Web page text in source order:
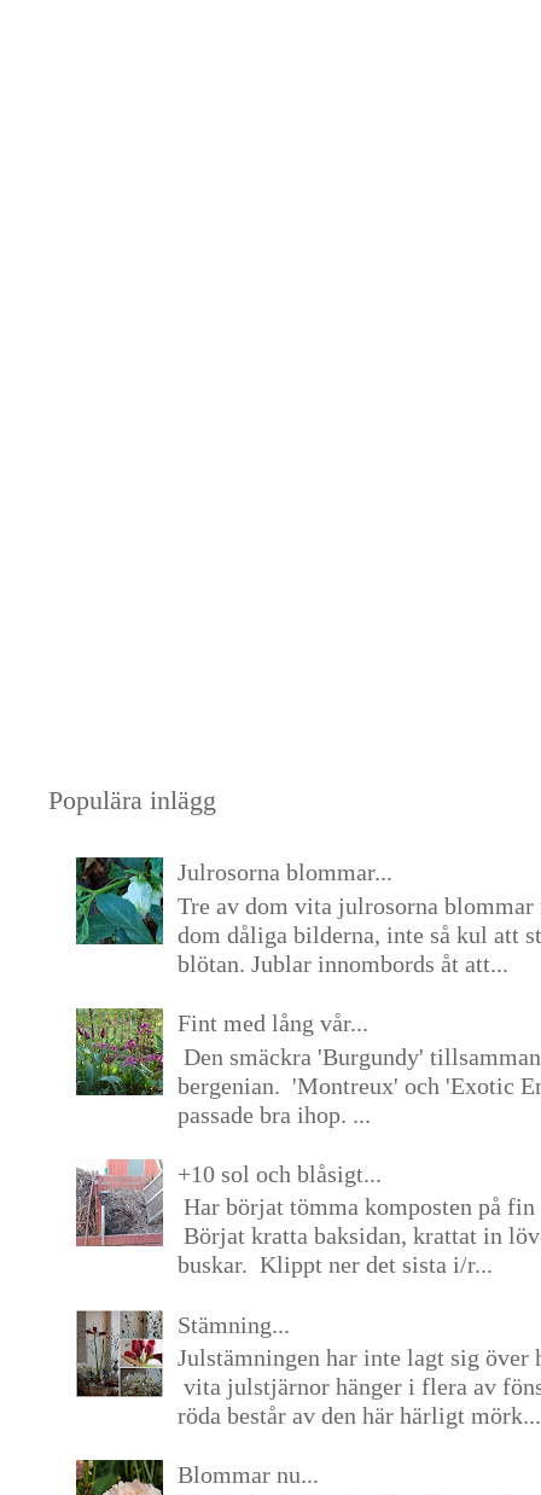
Populära inlägg
Julrosorna blommar...
Tre av dom vita julrosorna blommar
dom dåliga bilderna, inte så kul att
blötan. Jublar innombords åt att...
Fint med lång vår...
Den smäckra 'Burgundy'
bergenian. 'Montreux' och 'Exotic
passade bra ihop. ...
+10 sol och blåsigt...
Har börjat tömma komposten på
Börjat kratta baksidan, krattat in
buskar. Klippt ner det sista i/r...
Stämning...
Julstämningen har inte lagt sig över
vita julstjärnor hänger i flera av
röda består av den här härligt mörk...
Blommar nu...